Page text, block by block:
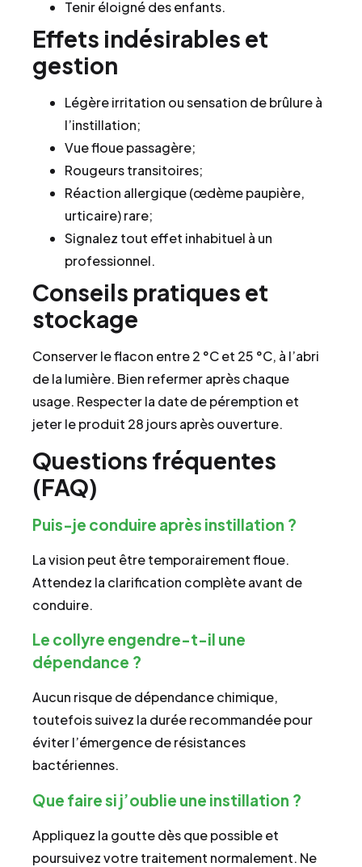
Tenir éloigné des enfants.
Effets indésirables et
gestion
Légère irritation ou sensation de brûlure à
l’instillation;
Vue floue passagère;
Rougeurs transitoires;
Réaction allergique (œdème paupière,
urticaire) rare;
Signalez tout effet inhabituel à un
professionnel.
Conseils pratiques et
stockage
Conserver le flacon entre 2 °C et 25 °C, à l’abri
de la lumière. Bien refermer après chaque
usage. Respecter la date de péremption et
jeter le produit 28 jours après ouverture.
Questions fréquentes
(FAQ)
Puis-je conduire après instillation ?
La vision peut être temporairement floue.
Attendez la clarification complète avant de
conduire.
Le collyre engendre-t-il une
dépendance ?
Aucun risque de dépendance chimique,
toutefois suivez la durée recommandée pour
éviter l’émergence de résistances
bactériennes.
Que faire si j’oublie une instillation ?
Appliquez la goutte dès que possible et
poursuivez votre traitement normalement. Ne